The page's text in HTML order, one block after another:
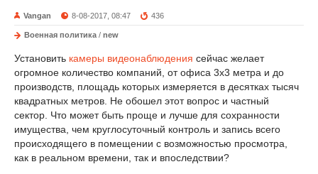
Vangan 8-08-2017, 08:47 436
Военная политика / new
Установить камеры видеонаблюдения сейчас желает
огромное количество компаний, от офиса 3х3 метра и до
производств, площадь которых измеряется в десятках тысяч
квадратных метров. Не обошел этот вопрос и частный
сектор. Что может быть проще и лучше для сохранности
имущества, чем круглосуточный контроль и запись всего
происходящего в помещении с возможностью просмотра,
как в реальном времени, так и впоследствии?